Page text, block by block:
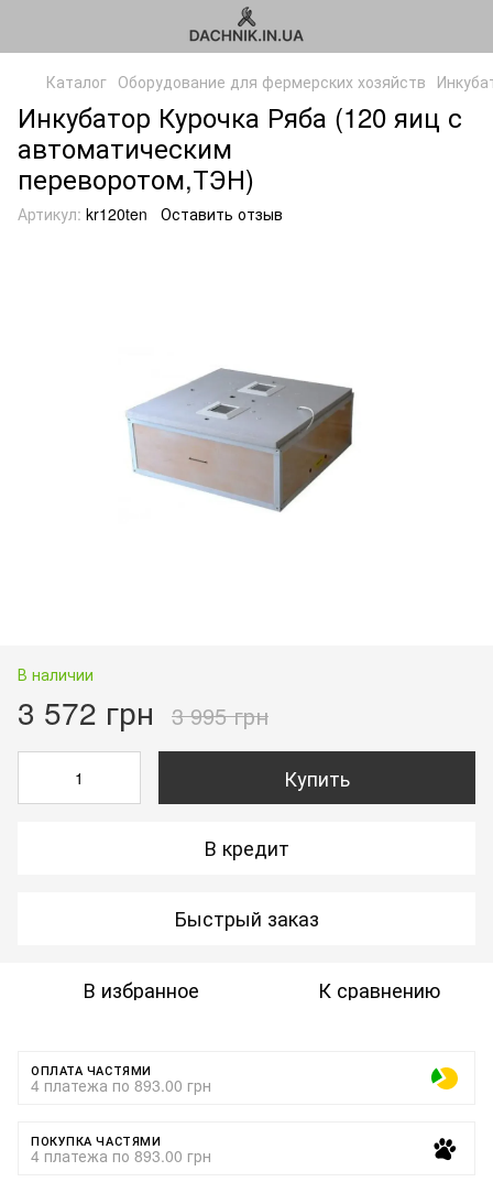
Каталог Оборудование для фермерских хозяйств
Инкубатор Курочка Ряба (120 яиц с
автоматическим
переворотом,ТЭН)
Артикул: kr120ten Оставить отзыв
В наличии
3 572 грн 3 995 грн
Купить
В кредит
Быстрый заказ
В избранное К сравнению
ОПЛАТА ЧАСТЯМИ
4 платежа по 893.00 грн
ПОКУПКА ЧАСТЯМИ
4 платежа по 893.00 грн